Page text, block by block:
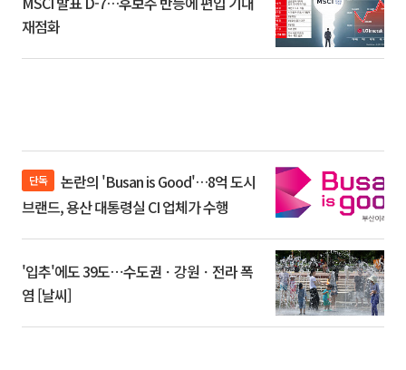
재점화
단독
브랜드, 용산 대통령실 CI 업체가 수행
'입추'에도 39도⋯수도권ㆍ강원ㆍ전라 폭
염 [날씨]